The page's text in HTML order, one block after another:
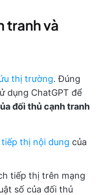
tranh và
thị trường. Đúng
dụng ChatGPT để
đối thủ cạnh tranh
tiếp thị nội dung của
tiếp thị trên mạng
số của đối thủ